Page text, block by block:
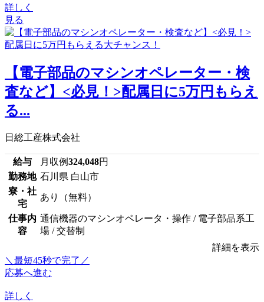
詳しく
見る
【電子部品のマシンオペレーター・検
査など】<必見！>配属日に5万円もらえ
る...
日総工産株式会社
給与 月収例324,048円
勤務地 石川県 白山市
寮・社
宅
あり（無料）
仕事内
容
通信機器のマシンオペレータ・操作 / 電子部品系工
場 / 交替制
詳細を表示
＼最短45秒で完了／
応募へ進む
詳しく